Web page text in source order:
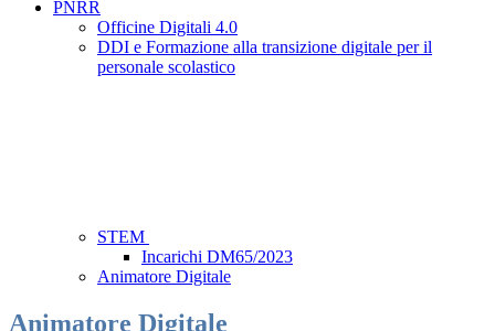
PNRR
Officine Digitali 4.0
DDI e Formazione alla transizione digitale per il
personale scolastico
STEM
Incarichi DM65/2023
Animatore Digitale
Animatore Digitale